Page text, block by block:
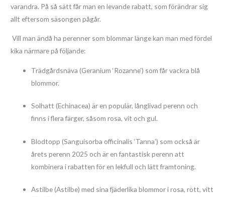
varandra. På så sätt får man en levande rabatt, som förändrar sig
allt eftersom säsongen pågår.
Vill man ändå ha perenner som blommar länge kan man med fördel
kika närmare på följande:
Trädgårdsnäva (Geranium ‘Rozanne’) som får vackra blå
blommor.
Solhatt (Echinacea) är en populär, långlivad perenn och
finns i flera färger, såsom rosa, vit och gul.
Blodtopp (Sanguisorba officinalis ‘Tanna’) som också är
årets perenn 2025 och är en fantastisk perenn att
kombinera i rabatten för en lekfull och lätt framtoning.
Astilbe (Astilbe) med sina fjäderlika blommor i rosa, rött, vitt